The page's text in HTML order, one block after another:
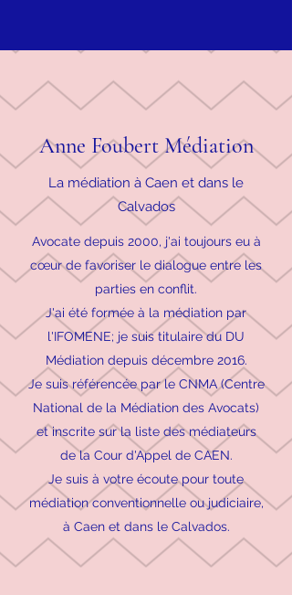
Anne Foubert Médiation
La médiation à Caen et dans le
Calvados
Avocate depuis 2000, j'ai toujours eu à
cœur de favoriser le dialogue entre les
parties en conflit.
J'ai été formée à la médiation par
l'IFOMENE; je suis titulaire du DU
Médiation depuis décembre 2016.
Je suis référencée par le CNMA (Centre
National de la Médiation des Avocats)
et inscrite sur la liste des médiateurs
de la Cour d'Appel de CAEN.
Je suis à votre écoute pour toute
médiation conventionnelle ou judiciaire,
à Caen et dans le Calvados.